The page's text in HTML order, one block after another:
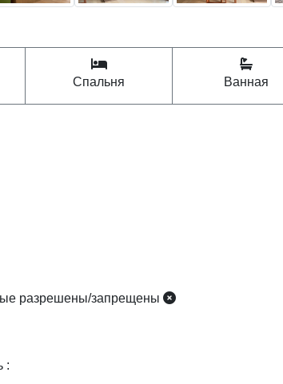
Спальня Ванная
разрешены/запрещены
: